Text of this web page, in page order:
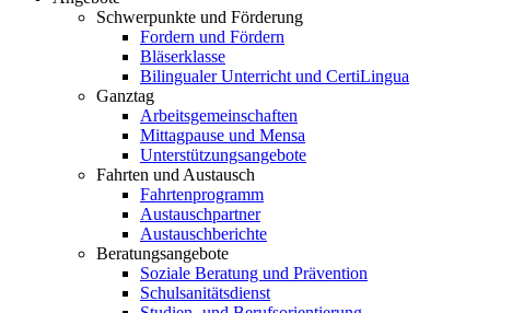
Schwerpunkte und Förderung
Fordern und Fördern
Bläserklasse
Bilingualer Unterricht und CertiLingua
Ganztag
Arbeitsgemeinschaften
Mittagpause und Mensa
Unterstützungsangebote
Fahrten und Austausch
Fahrtenprogramm
Austauschpartner
Austauschberichte
Beratungsangebote
Soziale Beratung und Prävention
Schulsanitätsdienst